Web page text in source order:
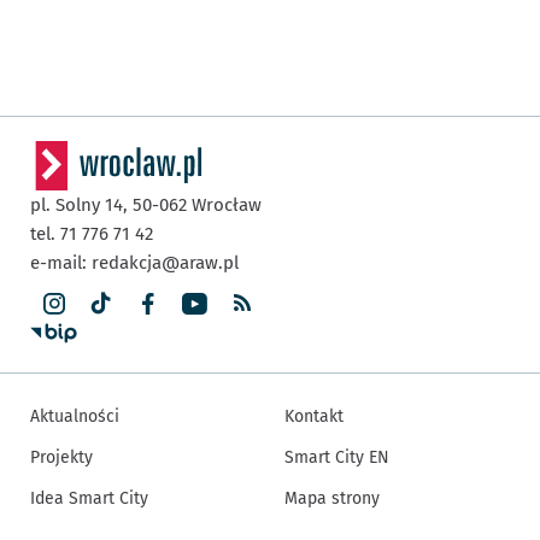
pl. Solny 14, 50-062 Wrocław
tel. 71 776 71 42
e-mail: redakcja@araw.pl
Aktualności
Projekty
Idea Smart City
Kontakt
Smart City EN
Mapa strony